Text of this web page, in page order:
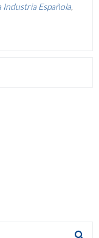
Industria Española